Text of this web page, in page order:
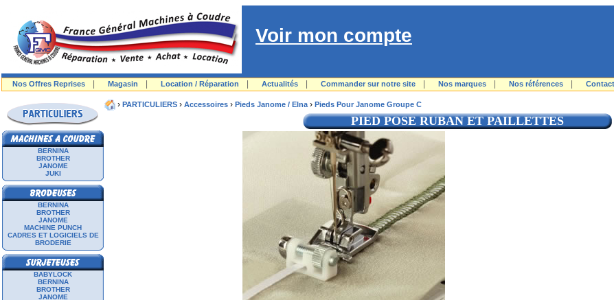
Voir mon compte
Nos Offres Reprises Magasin Location / Réparation Actualités Commander sur notre site Nos marques Nos références Contact
BERNINA
BROTHER
JANOME
JUKI
BERNINA
BROTHER
JANOME
MACHINE PUNCH
CADRES ET LOGICIELS DE
BRODERIE
BABYLOCK
BERNINA
BROTHER
JANOME
› PARTICULIERS › Accessoires › Pieds Janome / Elna› Pieds Pour Janome Groupe C
PIED POSE RUBAN ET PAILLETTES